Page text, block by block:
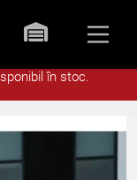
în stoc.
Noul HS ICE 5